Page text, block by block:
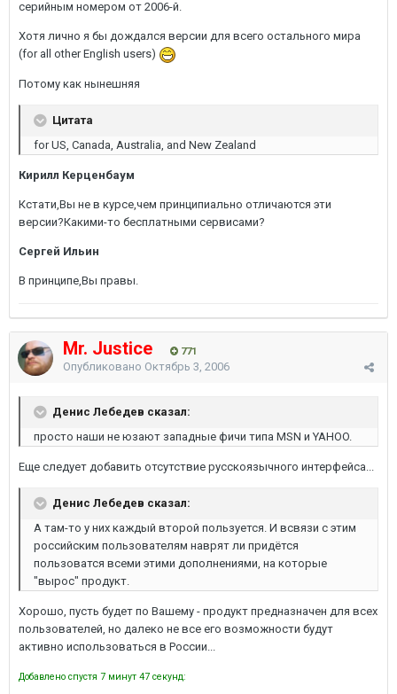
серийным номером от 2006-й.
Хотя лично я бы дождался версии для всего остального мира
(for all other English users)
Потому как нынешняя
Цитата
for US, Canada, Australia, and New Zealand
Кирилл Керценбаум
Кстати,Вы не в курсе,чем принципиально отличаются эти
версии?Какими-то бесплатными сервисами?
Сергей Ильин
В принципе,Вы правы.
Mr. Justice 771
Опубликовано Октябрь 3, 2006
Денис Лебедев сказал:
просто наши не юзают западные фичи типа MSN и YAHOO.
Еще следует добавить отсутствие русскоязычного интерфейса...
Денис Лебедев сказал:
А там-то у них каждый второй пользуется. И всвязи с этим
российским пользователям наврят ли придётся
пользоватся всеми этими дополнениями, на которые
"вырос" продукт.
Хорошо, пусть будет по Вашему - продукт предназначен для всех
пользователей, но далеко не все его возможности будут
активно использоваться в России...
Добавлено спустя 7 минут 47 секунд: